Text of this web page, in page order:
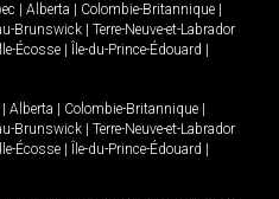
Alberta Colombie-Britannique
Brunswick
Terre-Neuve-et-Labrador
Écosse Île-du-Prince-Édouard
Alberta Colombie-Britannique
Brunswick
Terre-Neuve-et-Labrador
Écosse Île-du-Prince-Édouard